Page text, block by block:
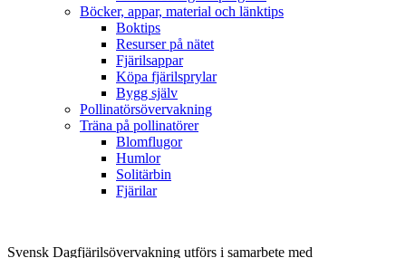
Böcker, appar, material och länktips
Boktips
Resurser på nätet
Fjärilsappar
Köpa fjärilsprylar
Bygg själv
Pollinatörsövervakning
Träna på pollinatörer
Blomflugor
Humlor
Solitärbin
Fjärilar
Svensk Dagfjärilsövervakning utförs i samarbete med